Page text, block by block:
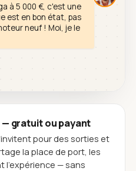
à 5 000 €, c'est une
est en bon état, pas
neuf ! Moi, je le
— gratuit ou payant
pour des sorties et
la place de port, les
l'expérience — sans